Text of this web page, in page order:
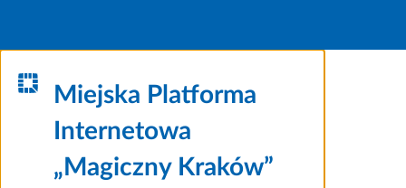
Miejska Platforma
Internetowa
„Magiczny Kraków”